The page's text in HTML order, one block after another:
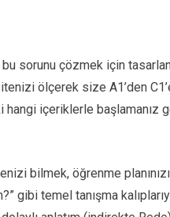
sorunu çözmek için
ölçerek size A1’den
içeriklerle başlamanız
bilmek, öğrenme
gibi temel tanışma